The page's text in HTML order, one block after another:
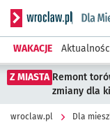
Serwis
WAKACJE
Z MIASTA Remont
zmiany dla
wroclaw.pl Dla